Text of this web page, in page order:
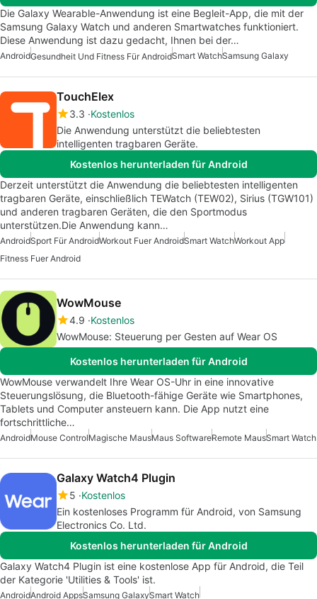
Die Galaxy Wearable-Anwendung ist eine Begleit-App, die mit der
Samsung Galaxy Watch und anderen Smartwatches funktioniert.
Diese Anwendung ist dazu gedacht, Ihnen bei der…
AndroidGesundheit Und Fitness Für AndroidSmart WatchSamsung Galaxy
TouchElex
3.3 Kostenlos
Die Anwendung unterstützt die beliebtesten
intelligenten tragbaren Geräte.
Kostenlos herunterladen für Android
Derzeit unterstützt die Anwendung die beliebtesten intelligenten
tragbaren Geräte, einschließlich TEWatch (TEW02), Sirius (TGW101)
und anderen tragbaren Geräten, die den Sportmodus
unterstützen.Die Anwendung kann…
AndroidSport Für AndroidWorkout Fuer AndroidSmart WatchWorkout App
Fitness Fuer Android
WowMouse
4.9 Kostenlos
WowMouse: Steuerung per Gesten auf Wear OS
Kostenlos herunterladen für Android
WowMouse verwandelt Ihre Wear OS-Uhr in eine innovative
Steuerungslösung, die Bluetooth-fähige Geräte wie Smartphones,
Tablets und Computer ansteuern kann. Die App nutzt eine
fortschrittliche…
AndroidMouse ControlMagische MausMaus SoftwareRemote MausSmart Watch
Galaxy Watch4 Plugin
5 Kostenlos
Ein kostenloses Programm für Android, von Samsung
Electronics Co. Ltd.
Kostenlos herunterladen für Android
Galaxy Watch4 Plugin ist eine kostenlose App für Android, die Teil
der Kategorie 'Utilities & Tools' ist.
AndroidAndroid AppsSamsung GalaxySmart Watch